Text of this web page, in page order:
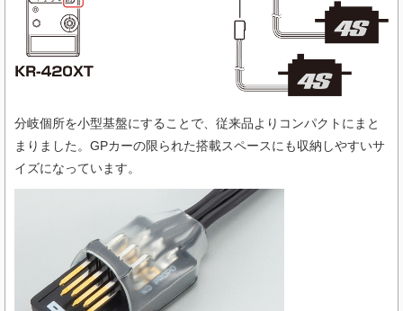
分岐個所を小型基盤にすることで、従来品よりコンパクトにまと
まりました。GPカーの限られた搭載スペースにも収納しやすいサ
イズになっています。